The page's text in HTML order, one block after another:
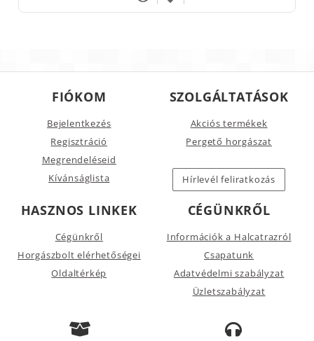
FIÓKOM
Bejelentkezés
Regisztráció
Megrendeléseid
Kívánságlista
SZOLGÁLTATÁSOK
Akciós termékek
Pergető horgászat
Hírlevél feliratkozás
HASZNOS LINKEK
Cégünkről
Horgászbolt elérhetőségei
Oldaltérkép
CÉGÜNKRŐL
Információk a Halcatrazról
Csapatunk
Adatvédelmi szabályzat
Üzletszabályzat